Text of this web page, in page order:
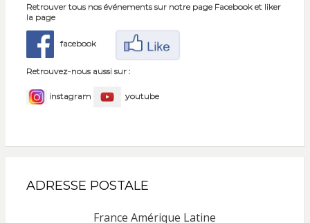
Retrouver tous nos événements sur notre page Facebook et liker
la page
facebook
Retrouvez-nous aussi sur :
instagram youtube
ADRESSE POSTALE
France Amérique Latine